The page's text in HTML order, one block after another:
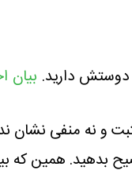
دارید.
و نه منفی نشان
بدهید. همین که